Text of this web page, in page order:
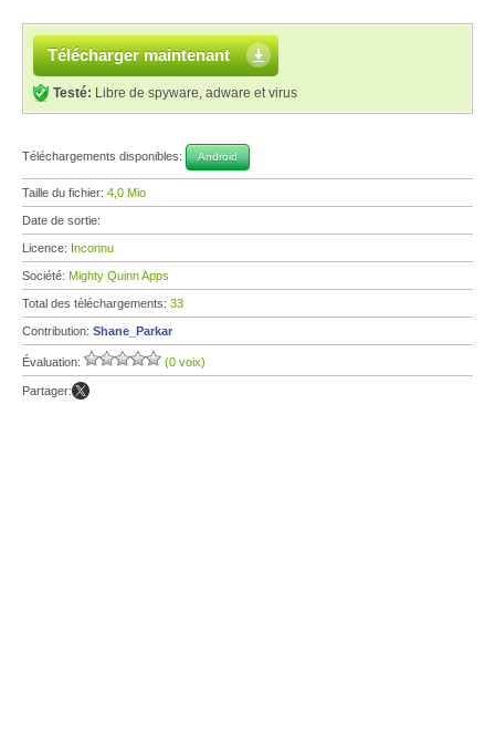
Télécharger maintenant
Testé: Libre de spyware, adware et virus
Téléchargements disponibles: Android
Taille du fichier: 4,0 Mio
Date de sortie:
Licence: Inconnu
Société: Mighty Quinn Apps
Total des téléchargements: 33
Contribution: Shane_Parkar
Évaluation: (0 voix)
Partager: